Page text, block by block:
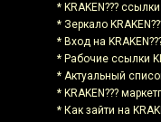
* KRAKEN???
* Зеркало
* Вход на
* Рабочие ссылки
* Актуальный
* KRAKEN???
* Как зайти на